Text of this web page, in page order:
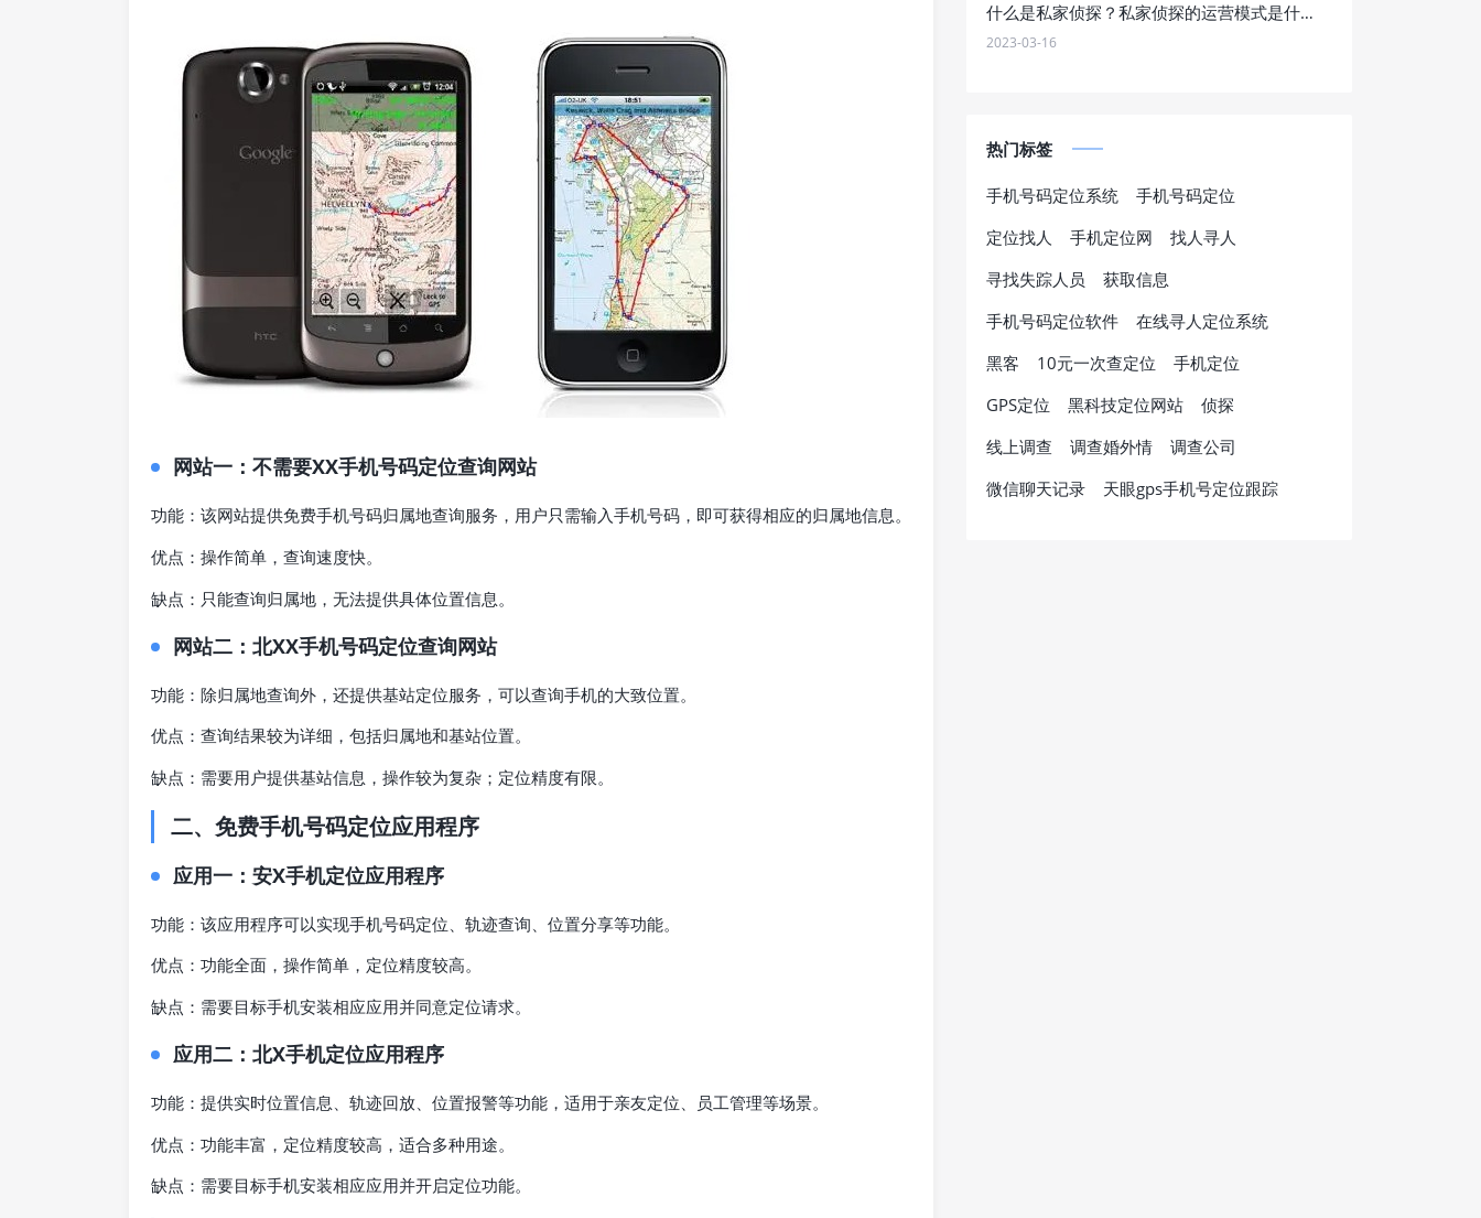
网站一：不需要XX手机号码定位查询网站
功能：该网站提供免费手机号码归属地查询服务，用户只需输入手机号码，即可获得相应的归属地信息。
优点：操作简单，查询速度快。
缺点：只能查询归属地，无法提供具体位置信息。
网站二：北XX手机号码定位查询网站
功能：除归属地查询外，还提供基站定位服务，可以查询手机的大致位置。
优点：查询结果较为详细，包括归属地和基站位置。
缺点：需要用户提供基站信息，操作较为复杂；定位精度有限。
二、免费手机号码定位应用程序
应用一：安X手机定位应用程序
功能：该应用程序可以实现手机号码定位、轨迹查询、位置分享等功能。
优点：功能全面，操作简单，定位精度较高。
缺点：需要目标手机安装相应应用并同意定位请求。
应用二：北X手机定位应用程序
功能：提供实时位置信息、轨迹回放、位置报警等功能，适用于亲友定位、员工管理等场景。
优点：功能丰富，定位精度较高，适合多种用途。
缺点：需要目标手机安装相应应用并开启定位功能。
什么是私家侦探？私家侦探的运营模式是什么？怎样找私家侦探？
2023-03-16
热门标签
手机号码定位系统
手机号码定位
定位找人
手机定位网
找人寻人
寻找失踪人员
获取信息
手机号码定位软件
在线寻人定位系统
黑客
10元一次查定位
手机定位
GPS定位
黑科技定位网站
侦探
线上调查
调查婚外情
调查公司
微信聊天记录
天眼gps手机号定位跟踪